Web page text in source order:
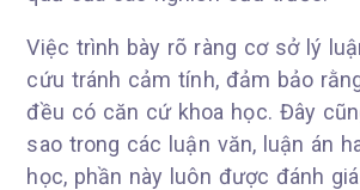
Việc trình bày rõ ràng cơ sở lý
cứu tránh cảm tính, đảm bảo
đều có căn cứ khoa học. Đây
sao trong các luận văn, luận án
học, phần này luôn được đánh